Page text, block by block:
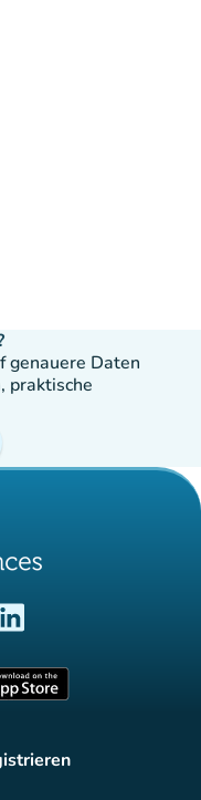
genauere Daten
praktische
tab)
(new tab)